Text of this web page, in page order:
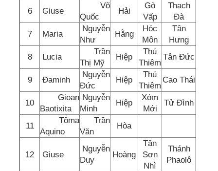
6
Giuse
Võ
Quốc
Hải
Gò
Vấp
Thạch
Đà
7
Maria
Nguyễn
Như
Hằng
Hóc
Môn
Tân
Hưng
8
Lucia
Trần
Thị Mỹ
Hiệp
Thủ
Thiêm
Tân Đức
9 Đaminh
Nguyễn
Đức
Hiệp
Thủ
Thiêm
Cao Thái
10
Gioan
Baotixita
Nguyễn
Minh
Hiệp
Xóm
Mới
Tử Đình
11
Tôma
Aquino
Trần
Văn
Hòa
12 Giuse
Nguyễn
Duy
Hoàng
Tân
Sơn
Nhì
Thánh
Phaolô